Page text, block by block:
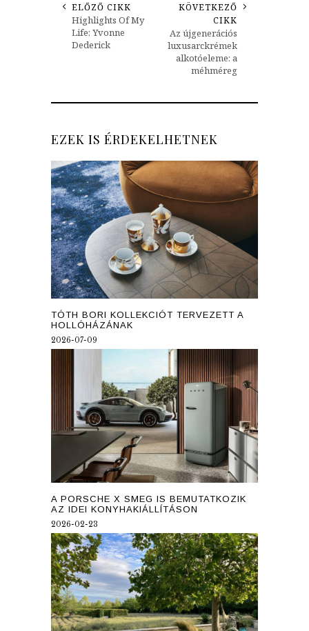
ELŐZŐ CIKK
Highlights Of My
Life: Yvonne
Dederick
KÖVETKEZŐ
CIKK
Az újgenerációs
luxusarckrémek
alkotóeleme: a
méhméreg
EZEK IS ÉRDEKELHETNEK
TÓTH BORI KOLLEKCIÓT TERVEZETT A
HOLLÓHÁZÁNAK
2026-07-09
A PORSCHE X SMEG IS BEMUTATKOZIK
AZ IDEI KONYHAKIÁLLÍTÁSON
2026-02-23